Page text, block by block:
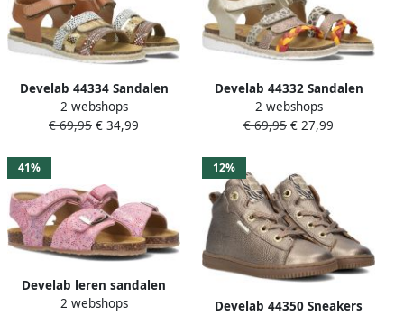
Develab 44334 Sandalen
Meisjes Cognac
2 webshops
€ 69,95 € 34,99
Develab 44332 Sandalen
Meisjes Goud
2 webshops
€ 69,95 € 27,99
41%
Develab leren sandalen
roze Meisjes Leer All over
2 webshops
12%
Develab 44350 Sneakers